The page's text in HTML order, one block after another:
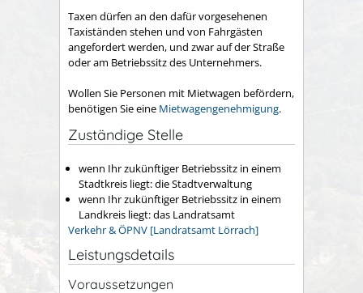
Taxen dürfen an den dafür vorgesehenen
Taxiständen stehen und von Fahrgästen
angefordert werden, und zwar auf der Straße
oder am Betriebssitz des Unternehmers.
Wollen Sie Personen mit Mietwagen befördern,
benötigen Sie eine Mietwagengenehmigung.
Zuständige Stelle
wenn Ihr zukünftiger Betriebssitz in einem
Stadtkreis liegt: die Stadtverwaltung
wenn Ihr zukünftiger Betriebssitz in einem
Landkreis liegt: das Landratsamt
Verkehr & ÖPNV [Landratsamt Lörrach]
Leistungsdetails
Voraussetzungen